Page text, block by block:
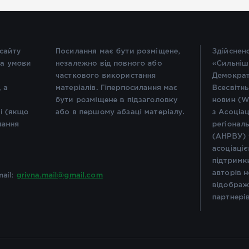
умови
а
(якщо
grivna.mail@gmail.com
Посилання має бути розміщене,
незалежно від повного або
часткового використання
матеріалів. Гіперпосилання має
бути розміщене в підзаголовку
або в першому абзаці матеріалу.
новин
з
(АНРВУ)
авторів